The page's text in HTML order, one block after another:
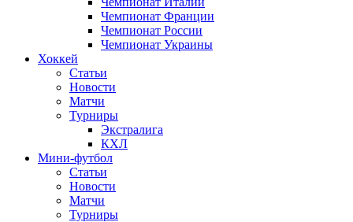
Чемпионат Франции
Чемпионат России
Чемпионат Украины
Хоккей
Статьи
Новости
Матчи
Турниры
Экстралига
КХЛ
Мини-футбол
Статьи
Новости
Матчи
Турниры